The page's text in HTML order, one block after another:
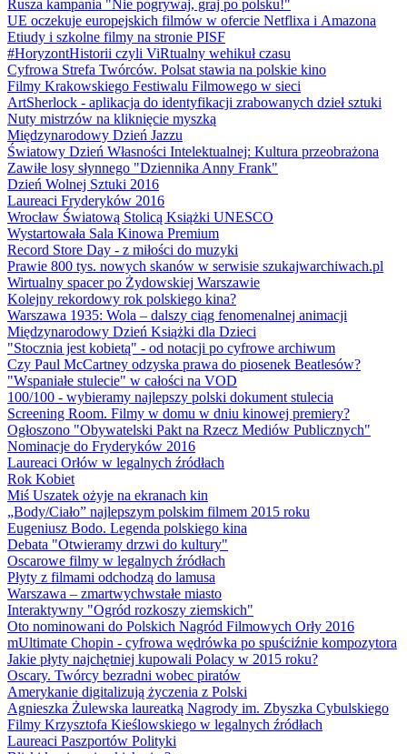
Rusza kampania "Nie pogrywaj, graj po polsku!"
UE oczekuje europejskich filmów w ofercie Netflixa i Amazona
Etiudy i szkolne filmy na stronie PISF
#HoryzontHistorii czyli ViRtualny wehikuł czasu
Cyfrowa Strefa Twórców. Polsat stawia na polskie kino
Filmy Krakowskiego Festiwalu Filmowego w sieci
ArtSherlock - aplikacja do identyfikacji zrabowanych dzieł sztuki
Nuty mistrzów na kliknięcie myszką
Międzynarodowy Dzień Jazzu
Światowy Dzień Własności Intelektualnej: Kultura przeobrażona
Zawiłe losy słynnego "Dziennika Anny Frank"
Dzień Wolnej Sztuki 2016
Laureaci Fryderyków 2016
Wrocław Światową Stolicą Książki UNESCO
Wystartowała Sala Kinowa Premium
Record Store Day - z miłości do muzyki
Prawie 800 tys. nowych skanów w serwisie szukajwarchiwach.pl
Wirtualny spacer po Żydowskiej Warszawie
Kolejny rekordowy rok polskiego kina?
Warszawa 1935: Wola – dalszy ciąg fenomenalnej animacji
Międzynarodowy Dzień Książki dla Dzieci
"Stocznia jest kobietą" - od notacji po cyfrowe archiwum
Czy Paul McCartney odzyska prawa do piosenek Beatlesów?
"Wspaniałe stulecie" w całości na VOD
100/100 - wybieramy najlepszy polski dokument stulecia
Screening Room. Filmy w domu w dniu kinowej premiery?
Ogłoszono "Obywatelski Pakt na Rzecz Mediów Publicznych"
Nominacje do Fryderyków 2016
Laureaci Orłów w legalnych źródłach
Rok Kobiet
Miś Uszatek ożyje na ekranach kin
„Body/Ciało” najlepszym polskim filmem 2015 roku
Eugeniusz Bodo. Legenda polskiego kina
Debata "Otwieramy drzwi do kultury"
Oscarowe filmy w legalnych źródłach
Płyty z filmami odchodzą do lamusa
Warszawa – zmartwychwstałe miasto
Interaktywny "Ogród rozkoszy ziemskich"
Oto nominowani do Polskich Nagród Filmowych Orły 2016
mUltimate Chopin - cyfrowa wędrówka po spuściźnie kompozytora
Jakie płyty najchętniej kupowali Polacy w 2015 roku?
Oscary. Twórcy bezradni wobec piratów
Amerykanie digitalizują życzenia z Polski
Agnieszka Żulewska laureatką Nagrody im. Zbyszka Cybulskiego
Filmy Krzysztofa Kieślowskiego w legalnych źródłach
Laureaci Paszportów Polityki